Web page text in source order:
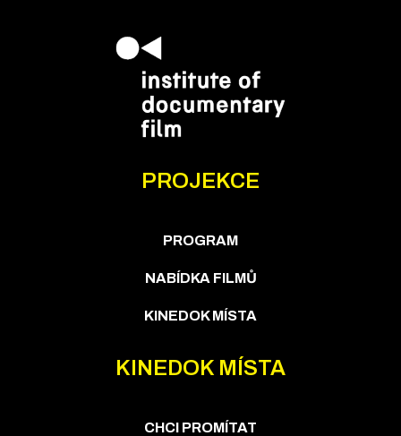
PROJEKCE
PROGRAM
NABÍDKA FILMŮ
KINEDOK MÍSTA
KINEDOK MÍSTA
CHCI PROMÍTAT